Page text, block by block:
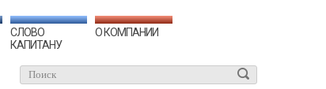
СЛОВО
КАПИТАНУ
О КОМПАНИИ